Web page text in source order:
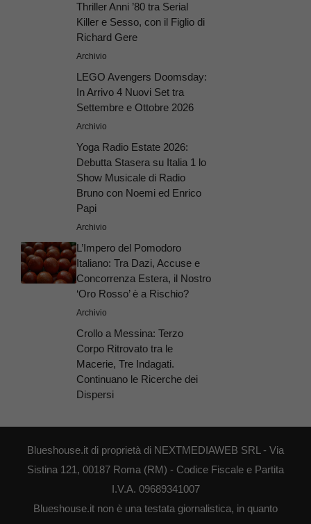
Thriller Anni ’80 tra Serial
Killer e Sesso, con il Figlio di
Richard Gere
Archivio
LEGO Avengers Doomsday:
In Arrivo 4 Nuovi Set tra
Settembre e Ottobre 2026
Archivio
Yoga Radio Estate 2026:
Debutta Stasera su Italia 1 lo
Show Musicale di Radio
Bruno con Noemi ed Enrico
Papi
Archivio
L’Impero del Pomodoro
Italiano: Tra Dazi, Accuse e
Concorrenza Estera, il Nostro
‘Oro Rosso’ è a Rischio?
Archivio
Crollo a Messina: Terzo
Corpo Ritrovato tra le
Macerie, Tre Indagati.
Continuano le Ricerche dei
Dispersi
Blueshouse.it di proprietà di NEXTMEDIAWEB SRL - Via
Sistina 121, 00187 Roma (RM) - Codice Fiscale e Partita
I.V.A. 09689341007
Blueshouse.it non è una testata giornalistica, in quanto